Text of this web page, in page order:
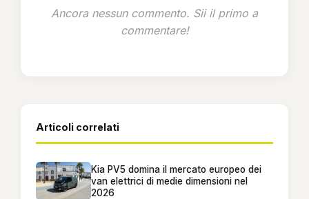
Ancora nessun commento. Sii il primo a
commentare!
Articoli correlati
Kia PV5 domina il mercato europeo dei
van elettrici di medie dimensioni nel
2026